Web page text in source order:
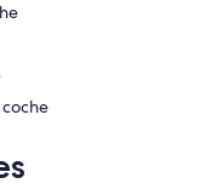
min en coche